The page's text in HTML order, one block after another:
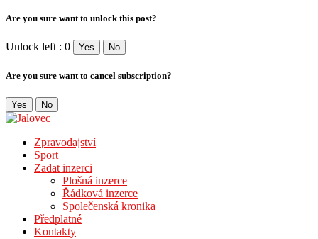
Are you sure want to unlock this post?
Unlock left : 0 Yes No
Are you sure want to cancel subscription?
Yes No
Zpravodajství
Sport
Zadat inzerci
Plošná inzerce
Řádková inzerce
Společenská kronika
Předplatné
Kontakty